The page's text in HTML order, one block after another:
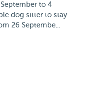
to 4
dog sitter to stay
26 Septembe...